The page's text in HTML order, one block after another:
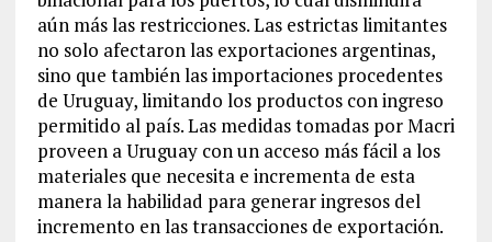
aún más las restricciones. Las estrictas limitantes
no solo afectaron las exportaciones argentinas,
sino que también las importaciones procedentes
de Uruguay, limitando los productos con ingreso
permitido al país. Las medidas tomadas por Macri
proveen a Uruguay con un acceso más fácil a los
materiales que necesita e incrementa de esta
manera la habilidad para generar ingresos del
incremento en las transacciones de exportación.